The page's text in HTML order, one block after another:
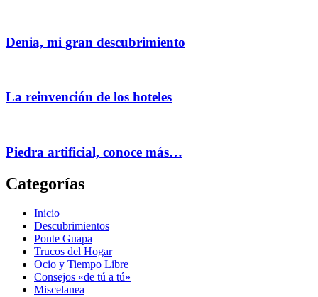
Denia, mi gran descubrimiento
La reinvención de los hoteles
Piedra artificial, conoce más…
Categorías
Inicio
Descubrimientos
Ponte Guapa
Trucos del Hogar
Ocio y Tiempo Libre
Consejos «de tú a tú»
Miscelanea